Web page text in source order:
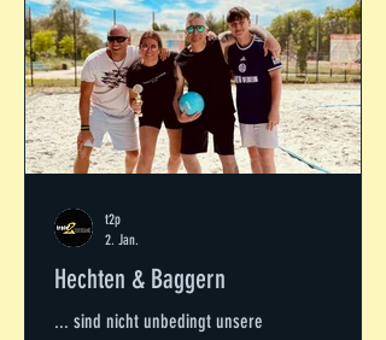
Hechten & Baggern
... sind nicht unbedingt unsere
t2p
2. Jan.